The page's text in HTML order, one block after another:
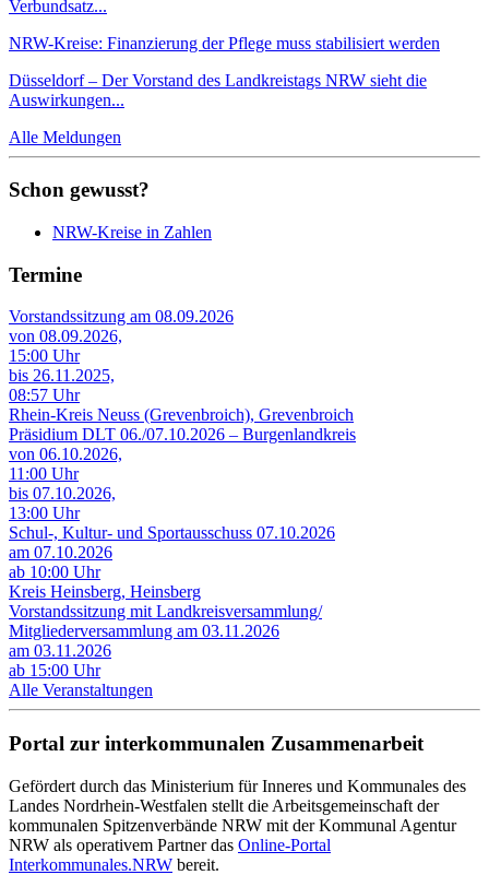
Verbundsatz...
NRW-Kreise: Finanzierung der Pflege muss stabilisiert werden
Düsseldorf – Der Vorstand des Landkreistags NRW sieht die
Auswirkungen...
Alle Meldungen
Schon gewusst?
NRW-Kreise in Zahlen
Termine
Vorstandssitzung am 08.09.2026
von 08.09.2026,
15:00 Uhr
bis 26.11.2025,
08:57 Uhr
Rhein-Kreis Neuss (Grevenbroich), Grevenbroich
Präsidium DLT 06./07.10.2026 – Burgenlandkreis
von 06.10.2026,
11:00 Uhr
bis 07.10.2026,
13:00 Uhr
Schul-, Kultur- und Sportausschuss 07.10.2026
am 07.10.2026
ab 10:00 Uhr
Kreis Heinsberg, Heinsberg
Vorstandssitzung mit Landkreisversammlung/
Mitgliederversammlung am 03.11.2026
am 03.11.2026
ab 15:00 Uhr
Alle Veranstaltungen
Portal zur interkommunalen Zusammenarbeit
Gefördert durch das Ministerium für Inneres und Kommunales des
Landes Nordrhein-Westfalen stellt die Arbeitsgemeinschaft der
kommunalen Spitzenverbände NRW mit der Kommunal Agentur
NRW als operativem Partner das Online-Portal
Interkommunales.NRW bereit.